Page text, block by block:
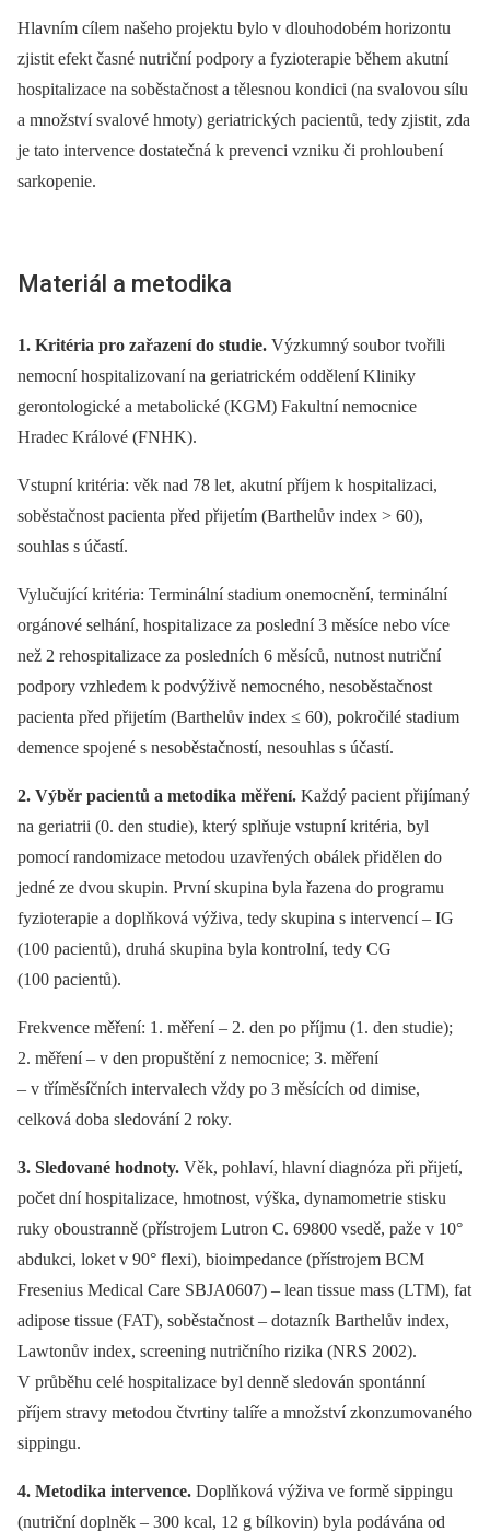
Hlavním cílem našeho projektu bylo v dlouhodobém horizontu
zjistit efekt časné nutriční podpory a fyzioterapie během akutní
hospitalizace na soběstačnost a tělesnou kondici (na svalovou sílu
a množství svalové hmoty) geriatrických pacientů, tedy zjistit, zda
je tato intervence dostatečná k prevenci vzniku či prohloubení
sarkopenie.
Materiál a metodika
1. Kritéria pro zařazení do studie. Výzkumný soubor tvořili
nemocní hospitalizovaní na geriatrickém oddělení Kliniky
gerontologické a metabolické (KGM) Fakultní nemocnice
Hradec Králové (FNHK).
Vstupní kritéria: věk nad 78 let, akutní příjem k hospitalizaci,
soběstačnost pacienta před přijetím (Barthelův index > 60),
souhlas s účastí.
Vylučující kritéria: Terminální stadium onemocnění, terminální
orgánové selhání, hospitalizace za poslední 3 měsíce nebo více
než 2 rehospitalizace za posledních 6 měsíců, nutnost nutriční
podpory vzhledem k podvýživě nemocného, nesoběstačnost
pacienta před přijetím (Barthelův index ≤ 60), pokročilé stadium
demence spojené s nesoběstačností, nesouhlas s účastí.
2. Výběr pacientů a metodika měření. Každý pacient přijímaný
na geriatrii (0. den studie), který splňuje vstupní kritéria, byl
pomocí randomizace metodou uzavřených obálek přidělen do
jedné ze dvou skupin. První skupina byla řazena do programu
fyzioterapie a doplňková výživa, tedy skupina s intervencí –⁠ IG
(100 pacientů), druhá skupina byla kontrolní, tedy CG
(100 pacientů).
Frekvence měření: 1. měření –⁠ 2. den po příjmu (1. den studie);
2. měření –⁠ v den propuštění z nemocnice; 3. měření
–⁠ v tříměsíčních intervalech vždy po 3 měsících od dimise,
celková doba sledování 2 roky.
3. Sledované hodnoty. Věk, pohlaví, hlavní diagnóza při přijetí,
počet dní hospitalizace, hmotnost, výška, dynamometrie stisku
ruky oboustranně (přístrojem Lutron C. 69800 vsedě, paže v 10°
abdukci, loket v 90° flexi), bioimpedance (přístrojem BCM
Fresenius Medical Care SBJA0607) –⁠ lean tissue mass (LTM), fat
adipose tissue (FAT), soběstačnost –⁠ dotazník Barthelův index,
Lawtonův index, screening nutričního rizika (NRS 2002).
V průběhu celé hospitalizace byl denně sledován spontánní
příjem stravy metodou čtvrtiny talíře a množství zkonzumovaného
sippingu.
4. Metodika intervence. Doplňková výživa ve formě sippingu
(nutriční doplněk –⁠ 300 kcal, 12 g bílkovin) byla podávána od